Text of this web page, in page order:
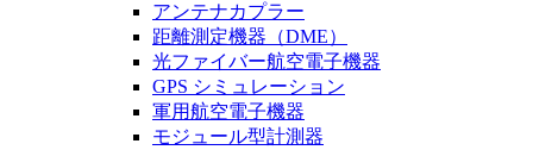
アンテナカプラー
距離測定機器（DME）
光ファイバー航空電子機器
GPS シミュレーション
軍用航空電子機器
モジュール型計測器